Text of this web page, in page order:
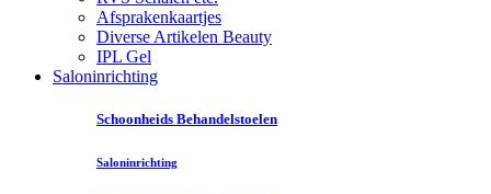
Afsprakenkaartjes
Diverse Artikelen Beauty
IPL Gel
Saloninrichting
Schoonheids Behandelstoelen
Saloninrichting